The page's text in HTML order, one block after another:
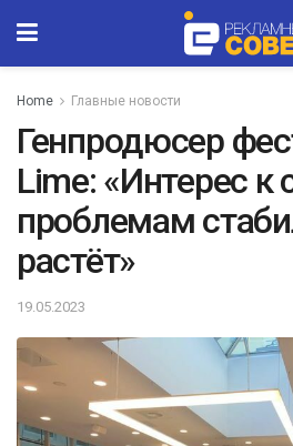
Home Главные новости
Генпродюсер
Lime: «Интерес
проблемам
растёт»
19.05.2023